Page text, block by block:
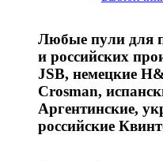
Любые пули для
и российских
JSB, немецкие
Crosman,
Аргентинские,
российские